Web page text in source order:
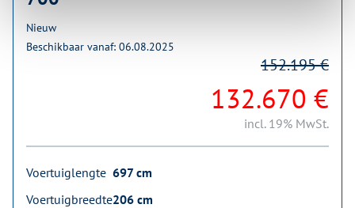
Nieuw
Beschikbaar vanaf: 06.08.2025
132.670 €
152.195 €
incl. 19% MwSt.
Voertuiglengte 697 cm
Voertuigbreedte206 cm